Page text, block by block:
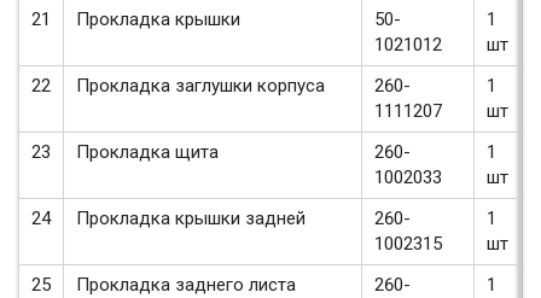
21
Прокладка крышки
50-
1021012
1
шт
22
Прокладка заглушки корпуса
260-
1111207
1
шт
23
Прокладка щита
260-
1002033
1
шт
24
Прокладка крышки задней
260-
1002315
1
шт
25
Прокладка заднего листа
260-
1